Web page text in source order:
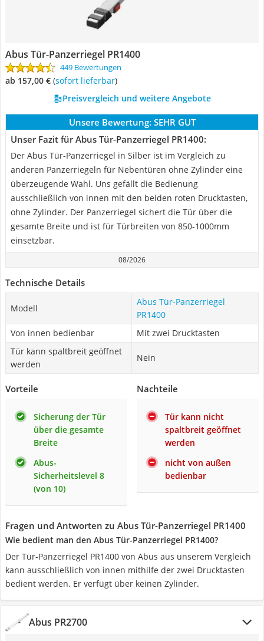
Abus Tür-Panzerriegel PR1400
449 Bewertungen
ab 157,00 € ( Sofort lieferbar)
Preisvergleich und weitere Angebote
Unsere Bewertung: SEHR GUT
Unser Fazit für Abus Tür-Panzerriegel PR1400:
Der Abus Tür-Panzerriegel in Silber ist im Vergleich zu
anderen Panzerriegeln für Nebentüren ohne Zylinder eine
überzeugende Wahl. Uns gefällt die Bedienung
ausschließlich von innen mit den beiden roten Drucktasten,
ohne Zylinder. Der Panzerriegel sichert die Tür über die
gesamte Breite und ist für Türbreiten von 850-1000mm
einsetzbar.
08/2026
Technische Details
Modell
Abus Tür-Panzerriegel
PR1400
Von innen bedienbar
Mit zwei Drucktasten
Tür kann spaltbreit geöffnet
werden
Nein
Vorteile
Sicherung der Tür
über die gesamte
Breite
Abus-
Sicherheitslevel 8
(von 10)
Nachteile
Tür kann nicht
spaltbreit geöffnet
werden
nicht von außen
bedienbar
Fragen und Antworten zu Abus Tür-Panzerriegel PR1400
Wie bedient man den Abus Tür-Panzerriegel PR1400?
Der Tür-Panzerriegel PR1400 von Abus aus unserem Vergleich
kann ausschließlich von innen mithilfe der zwei Drucktasten
bedient werden. Er verfügt über keinen Zylinder.
Abus PR2700